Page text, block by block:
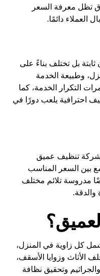
تظل معرفة السعر
العملاء دائمًا.
بل تختلف بناءً على
وطبيعة الخدمة
التكرار الخدمة، كما
احترافية يلعب دورًا في
شركة تنظيف عميق
بين السعر المناسب
مدروسة تلائم مختلف
والدقة.
كل زاوية في المنزل،
الأثاث وزوايا الأسقف،
وتحقيق نظافة